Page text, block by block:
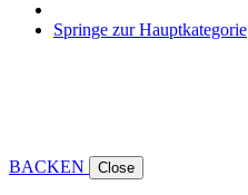
Springe zur Hauptkategorie
BACKEN Close